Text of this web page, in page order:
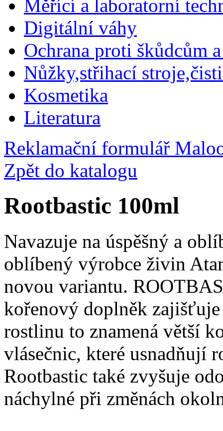
Měřící a laboratorní
Digitální váhy
Ochrana proti škůdcům
Nůžky,střihací
Kosmetika
Literatura
Reklamační formulář
Zpět do katalogu
Rootbastic 100ml
Navazuje na úspěšný a
oblíbený výrobce živin
novou variantu.
kořenový doplněk
rostlinu to znamená větší
vlásečnic, které usnadňují
Rootbastic také zvyšuje
náchylné při změnách